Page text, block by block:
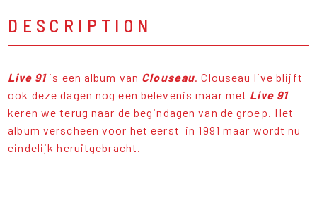
DESCRIPTION
Live 91is een album van Clouseau . Clouseau live blijft
ook deze dagen nog een belevenis maar met Live 91
keren we terug naar de begindagen van de groep. Het
album verscheen voor het eerst in 1991 maar wordt nu
eindelijk heruitgebracht.